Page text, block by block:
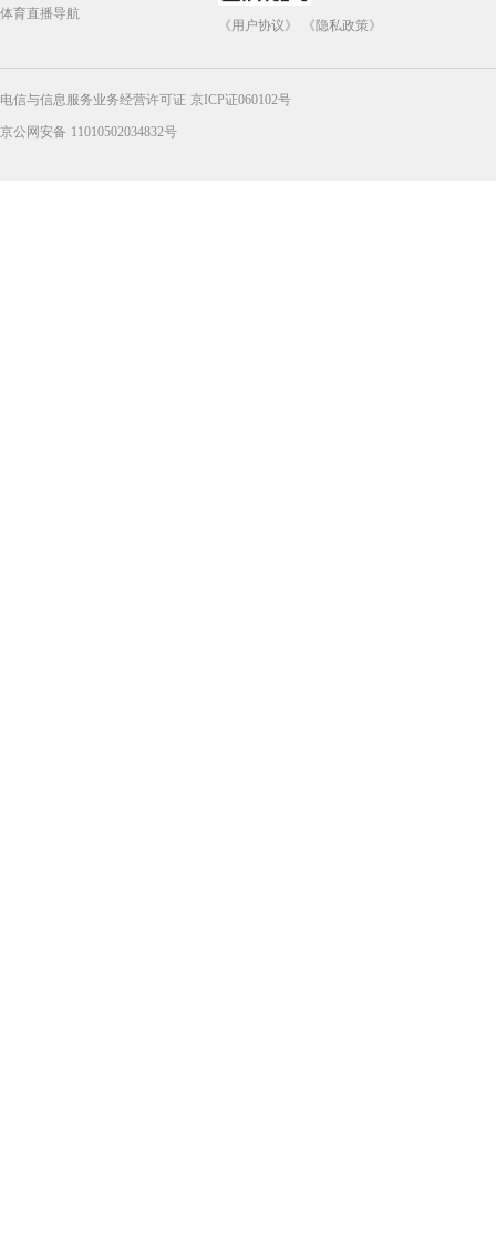
体育直播导航
《用户协议》 《隐私政策》
电信与信息服务业务经营许可证 京ICP证060102号
京公网安备 11010502034832号